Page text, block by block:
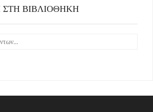
ΒΙΒΛΙΟΘΗΚΗ